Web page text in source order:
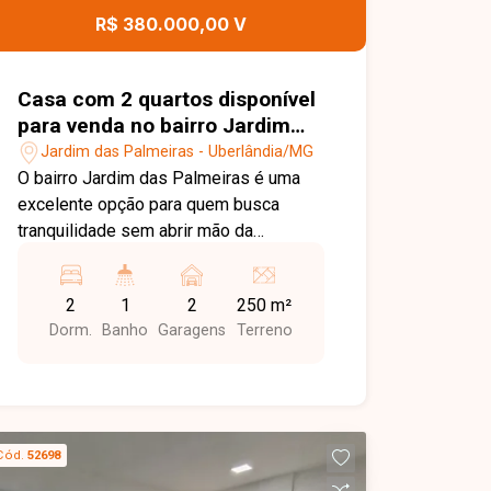
comodidade e lazer aos moradores.
busca um apartamento completo, bem
localizado e pronto para morar. Entre
em contato e agende sua visita!
R$ 380.000,00 V
Casa com 2 quartos disponível
para venda no bairro Jardim
das Palmeiras em Uberlândia-
MG
Jardim das Palmeiras - Uberlândia/MG
O bairro Jardim das Palmeiras é uma
excelente opção para quem busca
tranquilidade sem abrir mão da
importantes vias da cidade, a região
oferece escolas, supermercados,
farmácias, comércios e diversos
quartos, sala aconchegante, copa
integrada, cozinha funcional e banheiro
2
Dorm.
1
Banho
2
Garagens
250 m²
Terreno
52698